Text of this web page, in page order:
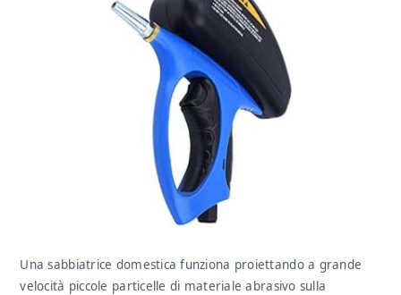
Una sabbiatrice domestica funziona proiettando a grande
velocità piccole particelle di materiale abrasivo sulla